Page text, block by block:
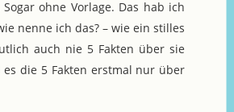
ohne Vorlage. Das hab ich
nenne ich das? – wie ein stilles
auch nie 5 Fakten über sie
die 5 Fakten erstmal nur über